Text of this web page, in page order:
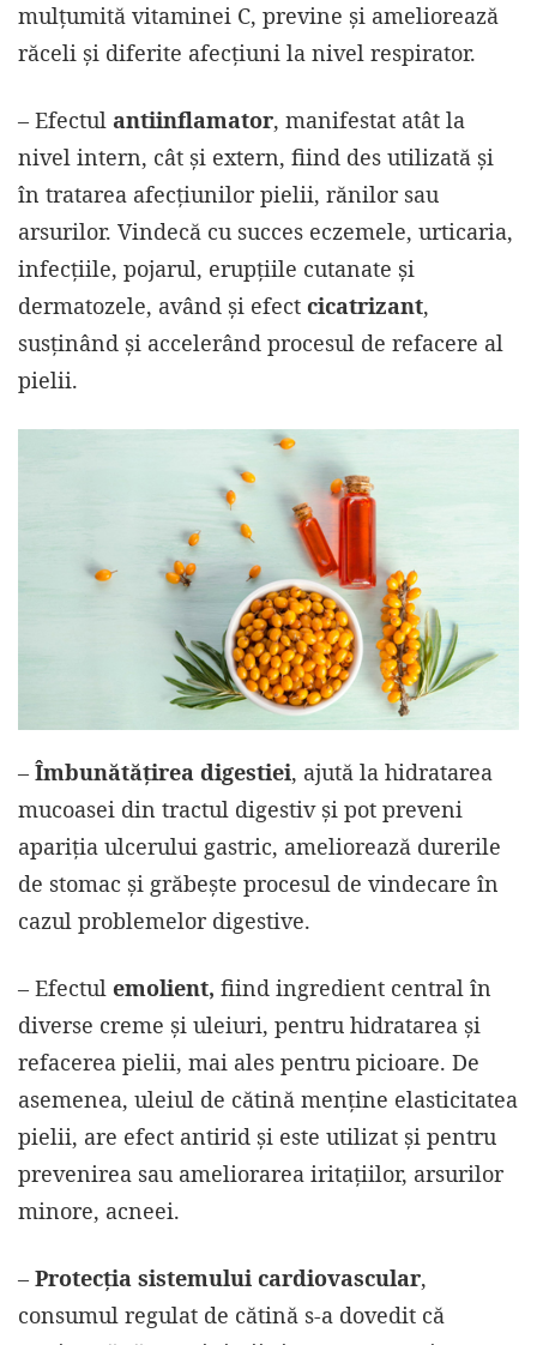
mulțumită vitaminei C, previne și ameliorează
răceli și diferite afecțiuni la nivel respirator.
– Efectul antiinflamator, manifestat atât la
nivel intern, cât și extern, fiind des utilizată şi
în tratarea afecţiunilor pielii, rănilor sau
arsurilor. Vindecă cu succes eczemele, urticaria,
infecţiile, pojarul, erupţiile cutanate şi
dermatozele, având și efect cicatrizant,
susținând și accelerând procesul de refacere al
pielii.
– Îmbunătățirea digestiei, ajută la hidratarea
mucoasei din tractul digestiv și pot preveni
apariția ulcerului gastric, ameliorează durerile
de stomac și grăbește procesul de vindecare în
cazul problemelor digestive.
– Efectul emolient, fiind ingredient central în
diverse creme și uleiuri, pentru hidratarea și
refacerea pielii, mai ales pentru picioare. De
asemenea, uleiul de cătină menține elasticitatea
pielii, are efect antirid și este utilizat și pentru
prevenirea sau ameliorarea iritațiilor, arsurilor
minore, acneei.
– Protecția sistemului cardiovascular,
consumul regulat de cătină s-a dovedit că